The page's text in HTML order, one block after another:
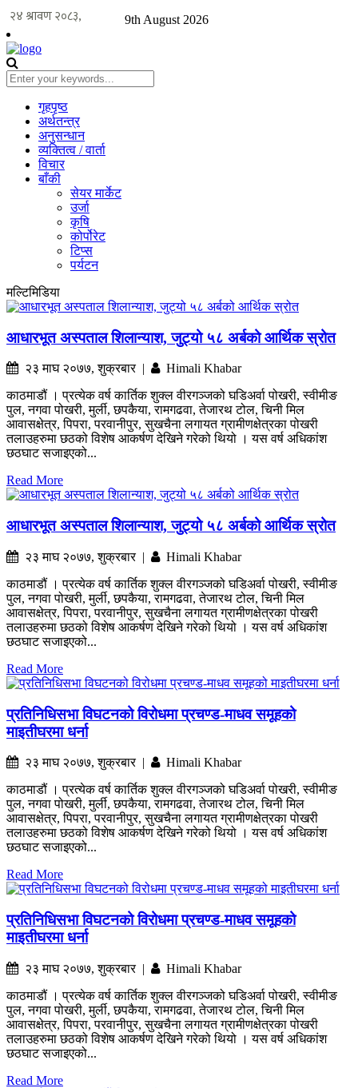
9th August 2026
गृहपृष्ठ
अर्थतन्त्र
अनुसन्धान
व्यक्तित्व / वार्ता
विचार
बाँकी
सेयर मार्केट
उर्जा
कृषि
कोर्पोरेट
टिप्स
पर्यटन
मल्टिमिडिया
आधारभूत अस्पताल शिलान्याश, जुट्यो ५८ अर्बको आर्थिक स्रोत
२३ माघ २०७७, शुक्रबार |
Himali Khabar
काठमाडौं । प्रत्येक वर्ष कार्तिक शुक्ल वीरगञ्जको घडिअर्वा पोखरी, स्वीमीङ
पुल, नगवा पोखरी, मुर्ली, छपकैया, रामगढवा, तेजारथ टोल, चिनी मिल
आवासक्षेत्र, पिपरा, परवानीपुर, सुखचैना लगायत ग्रामीणक्षेत्रका पोखरी
तलाउहरुमा छठको विशेष आकर्षण देखिने गरेको थियो । यस वर्ष अधिकांश
छठघाट सजाइएको...
Read More
आधारभूत अस्पताल शिलान्याश, जुट्यो ५८ अर्बको आर्थिक स्रोत
२३ माघ २०७७, शुक्रबार |
Himali Khabar
काठमाडौं । प्रत्येक वर्ष कार्तिक शुक्ल वीरगञ्जको घडिअर्वा पोखरी, स्वीमीङ
पुल, नगवा पोखरी, मुर्ली, छपकैया, रामगढवा, तेजारथ टोल, चिनी मिल
आवासक्षेत्र, पिपरा, परवानीपुर, सुखचैना लगायत ग्रामीणक्षेत्रका पोखरी
तलाउहरुमा छठको विशेष आकर्षण देखिने गरेको थियो । यस वर्ष अधिकांश
छठघाट सजाइएको...
Read More
प्रतिनिधिसभा विघटनको विरोधमा प्रचण्ड-माधव समूहको
माइतीघरमा धर्ना
२३ माघ २०७७, शुक्रबार |
Himali Khabar
काठमाडौं । प्रत्येक वर्ष कार्तिक शुक्ल वीरगञ्जको घडिअर्वा पोखरी, स्वीमीङ
पुल, नगवा पोखरी, मुर्ली, छपकैया, रामगढवा, तेजारथ टोल, चिनी मिल
आवासक्षेत्र, पिपरा, परवानीपुर, सुखचैना लगायत ग्रामीणक्षेत्रका पोखरी
तलाउहरुमा छठको विशेष आकर्षण देखिने गरेको थियो । यस वर्ष अधिकांश
छठघाट सजाइएको...
Read More
प्रतिनिधिसभा विघटनको विरोधमा प्रचण्ड-माधव समूहको
माइतीघरमा धर्ना
२३ माघ २०७७, शुक्रबार |
Himali Khabar
काठमाडौं । प्रत्येक वर्ष कार्तिक शुक्ल वीरगञ्जको घडिअर्वा पोखरी, स्वीमीङ
पुल, नगवा पोखरी, मुर्ली, छपकैया, रामगढवा, तेजारथ टोल, चिनी मिल
आवासक्षेत्र, पिपरा, परवानीपुर, सुखचैना लगायत ग्रामीणक्षेत्रका पोखरी
तलाउहरुमा छठको विशेष आकर्षण देखिने गरेको थियो । यस वर्ष अधिकांश
छठघाट सजाइएको...
Read More